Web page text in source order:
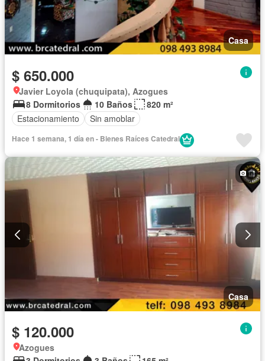
Casa
$ 650.000
Javier Loyola (chuquipata), Azogues
8 Dormitorios
10 Baños
820 m²
Estacionamiento
Sin amoblar
Hace 1 semana, 1 día en - Bienes Raíces Catedral
Casa
$ 120.000
Azogues